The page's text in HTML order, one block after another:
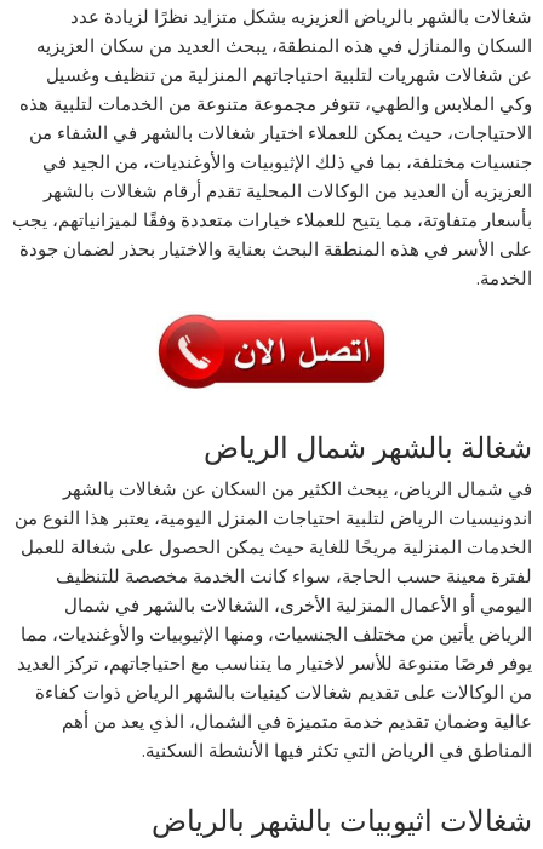
شغالات بالشهر بالرياض العزيزيه بشكل متزايد نظرًا لزيادة عدد
السكان والمنازل في هذه المنطقة، يبحث العديد من سكان العزيزيه
عن شغالات شهريات لتلبية احتياجاتهم المنزلية من تنظيف وغسيل
وكي الملابس والطهي، تتوفر مجموعة متنوعة من الخدمات لتلبية هذه
الاحتياجات، حيث يمكن للعملاء اختيار شغالات بالشهر في الشفاء من
جنسيات مختلفة، بما في ذلك الإثيوبيات والأوغنديات، من الجيد في
العزيزيه أن العديد من الوكالات المحلية تقدم أرقام شغالات بالشهر
بأسعار متفاوتة، مما يتيح للعملاء خيارات متعددة وفقًا لميزانياتهم، يجب
على الأسر في هذه المنطقة البحث بعناية والاختيار بحذر لضمان جودة
الخدمة.
شغالة بالشهر شمال الرياض
في شمال الرياض، يبحث الكثير من السكان عن شغالات بالشهر
اندونيسيات الرياض لتلبية احتياجات المنزل اليومية، يعتبر هذا النوع من
الخدمات المنزلية مريحًا للغاية حيث يمكن الحصول على شغالة للعمل
لفترة معينة حسب الحاجة، سواء كانت الخدمة مخصصة للتنظيف
اليومي أو الأعمال المنزلية الأخرى، الشغالات بالشهر في شمال
الرياض يأتين من مختلف الجنسيات، ومنها الإثيوبيات والأوغنديات، مما
يوفر فرصًا متنوعة للأسر لاختيار ما يتناسب مع احتياجاتهم، تركز العديد
من الوكالات على تقديم شغالات كينيات بالشهر الرياض ذوات كفاءة
عالية وضمان تقديم خدمة متميزة في الشمال، الذي يعد من أهم
المناطق في الرياض التي تكثر فيها الأنشطة السكنية.
شغالات اثيوبيات بالشهر بالرياض